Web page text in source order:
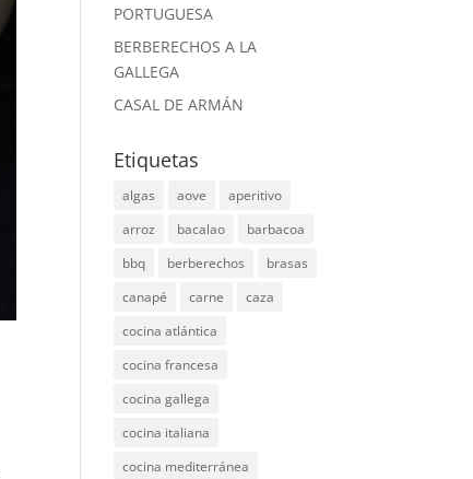
PORTUGUESA
BERBERECHOS A LA
GALLEGA
CASAL DE ARMÁN
Etiquetas
algas aove
aperitivo
arroz
bacalao
barbacoa
bbq
berberechos
brasas
canapé
carne
caza
cocina atlántica
cocina francesa
cocina gallega
cocina italiana
cocina mediterránea